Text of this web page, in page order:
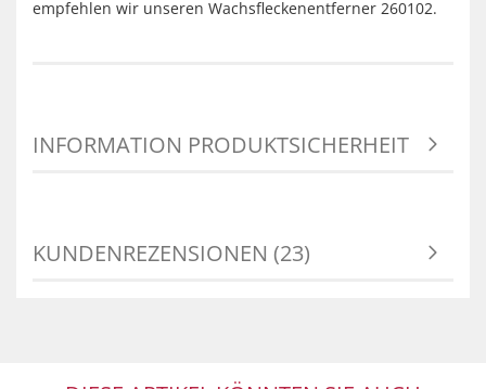
empfehlen wir unseren Wachsfleckenentferner 260102.
INFORMATION PRODUKTSICHERHEIT
KUNDENREZENSIONEN (23)